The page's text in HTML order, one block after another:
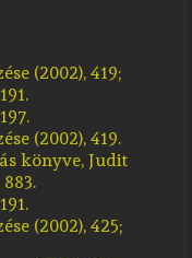
(2002), 419;
(2002), 419.
könyve, Judit
(2002), 425;